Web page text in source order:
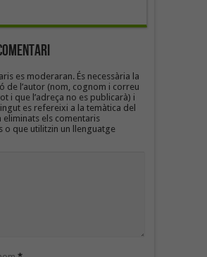
es moderaran. És necessària la
de l’autor (nom, cognom i correu
i que l’adreça no es publicarà) i
es refereixi a la temàtica del
eliminats els comentaris
o que utilitzin un llenguatge